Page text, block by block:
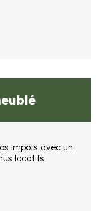
impôts avec un
locatifs.